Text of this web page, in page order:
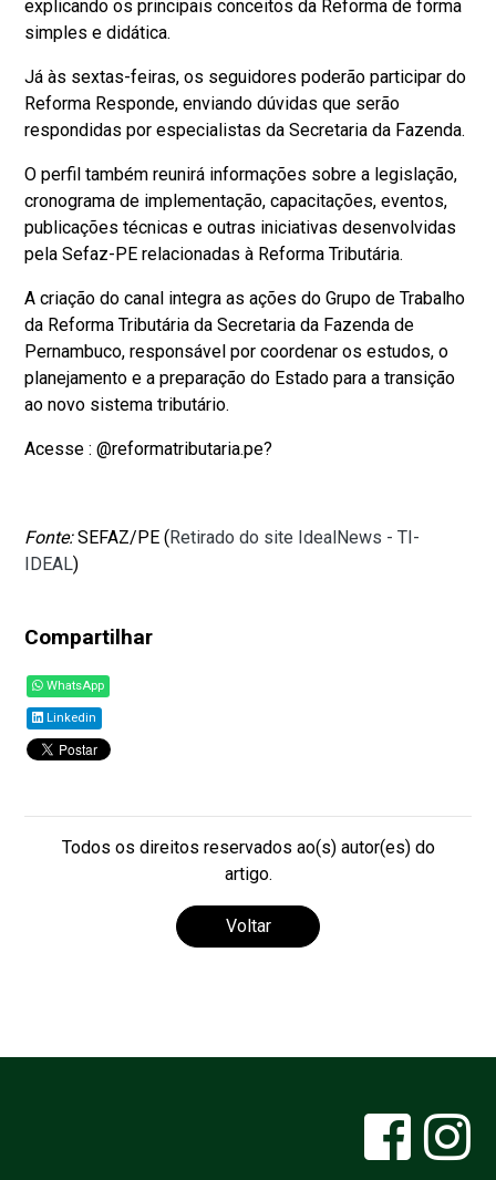
explicando os principais conceitos da Reforma de forma
simples e didática.
Já às sextas-feiras, os seguidores poderão participar do
Reforma Responde, enviando dúvidas que serão
respondidas por especialistas da Secretaria da Fazenda.
O perfil também reunirá informações sobre a legislação,
cronograma de implementação, capacitações, eventos,
publicações técnicas e outras iniciativas desenvolvidas
pela Sefaz-PE relacionadas à Reforma Tributária.
A criação do canal integra as ações do Grupo de Trabalho
da Reforma Tributária da Secretaria da Fazenda de
Pernambuco, responsável por coordenar os estudos, o
planejamento e a preparação do Estado para a transição
ao novo sistema tributário.
Acesse : @reformatributaria.pe?
Fonte:SEFAZ/PE (Retirado do site IdealNews - TI-
IDEAL)
Compartilhar
WhatsApp
Linkedin
Todos os direitos reservados ao(s) autor(es) do
artigo.
Voltar